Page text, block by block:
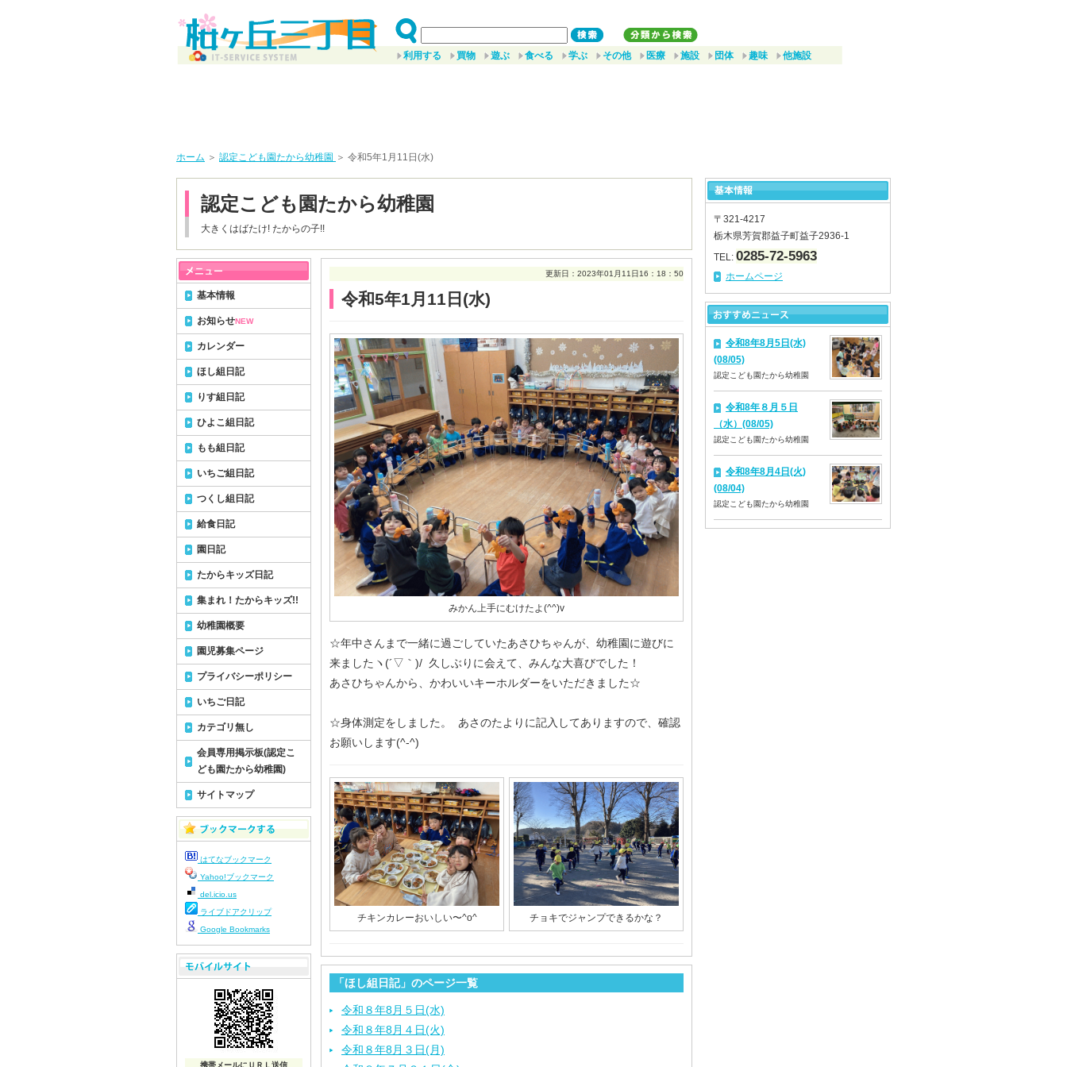
利用する 買物 遊ぶ 食べる 学ぶ その他 医療 施設 団体 趣味 他施設
ホーム ＞ 認定こども園たから幼稚園 ＞ 令和5年1月11日(水)
認定こども園たから幼稚園
大きくはばたけ! たからの子!!
更新日：2023年01月11日16：18：50
令和5年1月11日(水)
みかん上手にむけたよ(^^)v
☆年中さんまで一緒に過ごしていたあさひちゃんが、幼稚園に遊びに
来ましたヽ(´▽｀)/ 久しぶりに会えて、みんな大喜びでした！
あさひちゃんから、かわいいキーホルダーをいただきました☆
☆身体測定をしました。 あさのたよりに記入してありますので、確認
お願いします(^-^)
チキンカレーおいしい〜^o^ チョキでジャンプできるかな？
「ほし組日記」のページ一覧
令和８年8月５日(水)
令和８年8月４日(火)
令和８年8月３日(月)
基本情報
お知らせNEW
カレンダー
ほし組日記
りす組日記
ひよこ組日記
もも組日記
いちご組日記
つくし組日記
給食日記
園日記
たからキッズ日記
集まれ！たからキッズ!!
幼稚園概要
園児募集ページ
プライバシーポリシー
いちご日記
カテゴリ無し
会員専用掲示板(認定こ
ども園たから幼稚園)
サイトマップ
はてなブックマーク
Yahoo!ブックマーク
del.icio.us
ライブドアクリップ
Google Bookmarks
携帯メールにＵＲＬ送信
〒321-4217
栃木県芳賀郡益子町益子2936-1
TEL: 0285-72-5963
ホームページ
令和8年8月5日(水)
(08/05)
認定こども園たから幼稚園
令和8年８月５日
（水）(08/05)
認定こども園たから幼稚園
令和8年8月4日(火)
(08/04)
認定こども園たから幼稚園